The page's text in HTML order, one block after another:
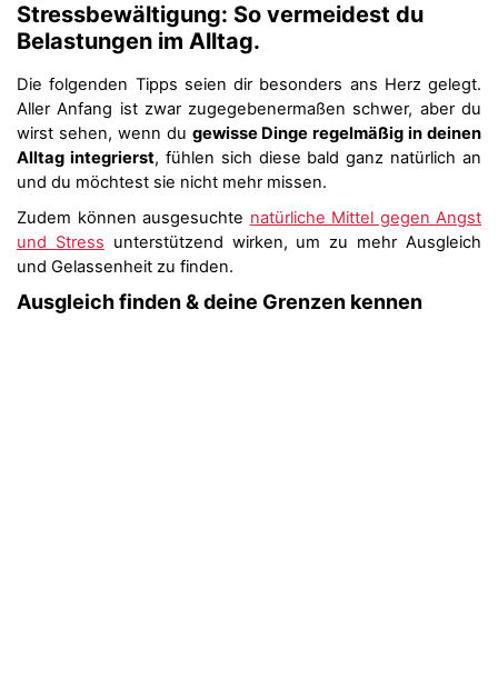
Stressbewältigung: So vermeidest du
Belastungen im Alltag.
Die folgenden Tipps seien dir besonders ans Herz gelegt.
Aller Anfang ist zwar zugegebenermaßen schwer, aber du
wirst sehen, wenn du gewisse Dinge regelmäßig in deinen
Alltag integrierst, fühlen sich diese bald ganz natürlich an
und du möchtest sie nicht mehr missen.
Zudem können ausgesuchte natürliche Mittel gegen Angst
und Stress unterstützend wirken, um zu mehr Ausgleich
und Gelassenheit zu finden.
Ausgleich finden & deine Grenzen kennen